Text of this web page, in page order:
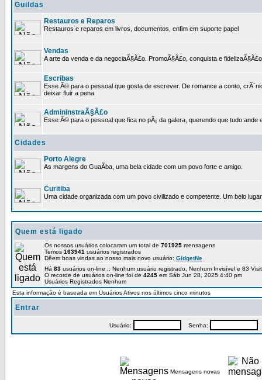
Guildas
Restauros e Reparos
Restauros e reparos em livros, documentos, enfim em suporte papel
Vendas
A arte da venda e da negociaÃ§Ã£o. PromoÃ§Ã£o, conquista e
Escribas
Esse Ã© para o pessoal que gosta de escrever. De romance a conto,
deixar fluir a pena
AdmininstraÃ§Ã£o
Esse Ã© para o pessoal que fica no pÃ¡ da galera, querendo que tudo ande
Cidades
Porto Alegre
As margens do GuaÃ­ba, uma bela cidade com um povo forte e amigo.
Curitiba
Uma cidade organizada com um povo civilizado e competente. Um belo
Quem está ligado
Os nossos usuários colocaram um total de 701925 mensagens
Temos 163941 usuários registrados
Dêem boas vindas ao nosso mais novo usuário: GidgetNe
Há 83 usuários on-line :: Nenhum usuário registrado, Nenhum Invisível e 83
O recorde de usuários on-line foi de 4245 em Sáb Jun 28, 2025 4:40 pm
Usuários Registrados Nenhum
Esta informação é baseada em Usuários Ativos nos últimos cinco minutos
Entrar
Usuário: Senha:
Mensagens novas